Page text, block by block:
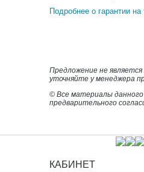
Подробнее о гарантии на
Предложение не
уточняйте у менеджера
© Все материалы
предварительного
КАБИНЕТ